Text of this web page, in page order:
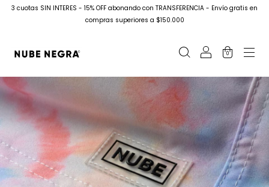
3 cuotas SIN INTERES - 15% OFF abonando con TRANSFERENCIA - Envío gratis en
compras superiores a $150.000
0